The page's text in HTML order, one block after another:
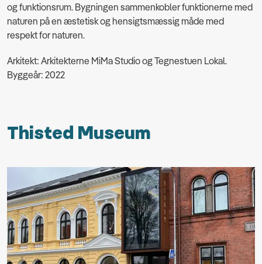
og funktionsrum. Bygningen sammenkobler funktionerne med
naturen på en æstetisk og hensigtsmæssig måde med
respekt for naturen.
Arkitekt: Arkitekterne MiMa Studio og Tegnestuen Lokal.
Byggeår: 2022
Thisted Museum